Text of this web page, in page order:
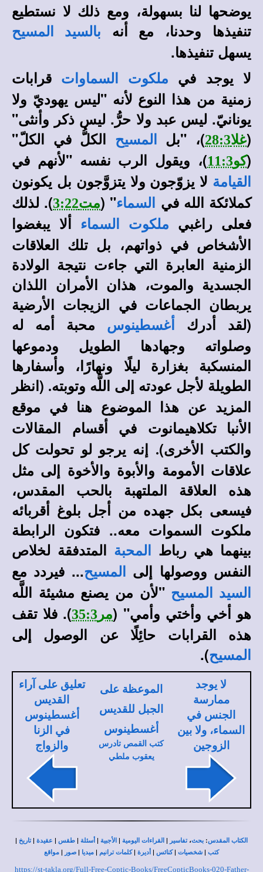
يوضحها لنا بسهولة، ومع ذلك لا نستطيع
تنفيذها وحدنا، مع أنه
بالسيد المسيح
يسهل تنفيذها.
لا يوجد في
ملكوت السماوات
قرابات
زمنية من هذا النوع لأنه "ليس يهوديّ ولا
يونانيّ. ليس عبد ولا حرُّ. ليس ذكر وأنثى"
(غلا28:3 )، "بل المسيح
الكلُّ في الكلّ"
(كو11:3 )، ويقول الرب نفسه "لأنهم في
القيامة لا يزوّجون ولا يتزوَّجون بل يكونون
كملائكة الله في
السماء"
(مت3:22 ). لذلك
فعلى راغبي
ملكوت السماء
ألا يبغضوا
الأشخاص في ذواتهم، بل تلك العلاقات
الزمنية العابرة التي جاءت نتيجة الولادة
الجسدية والموت، هذان الأمران اللذان
يربطان الجماعات في الزيجات الأرضية
(لقد أدرك أغسطينوس
محبة أمه له
وصلواته وجهادها الطويل ودموعها
المنسكبة بغزارة ليلًا ونهارًا، وأسفارها
الطويلة لأجل عودته إلى اللَّه وتوبته. (انظر
المزيد عن هذا الموضوع هنا في
موقع
الأنبا تكلاهيمانوت
في أقسام المقالات
والكتب الأخرى). إنه يرجو لو تحولت كل
علاقات الأمومة والأبوة والأخوة إلى مثل
هذه العلاقة الملتهبة بالحب المقدس،
فيسعى بكل جهده من أجل بلوغ أقربائه
ملكوت السموات معه.. فتكون الرابطة
بينهما هي رباط
المحبة المتدفقة لخلاص
النفس ووصولها إلى
المسيح... فيردد مع
السيد المسيح "لأن من يصنع مشيئة اللَّه
هو أخي وأختي وأمي" (مر35:3
). فلا تقف
هذه القرابات حائِلًا عن الوصول إلى
المسيح)
.
لا يوجد
ممارسة
الجنس في
السماء، ولا بين
الزوجين
الموعظة على
الجبل للقديس
أغسطينوس
كتب القمص تادرس
يعقوب ملطي
تعليق على آراء
القديس
أغسطينوس
في الزنا
والزواج
الكتاب المقدس: بحث،تفاسير | القراءات اليومية | الأجبية | أسئلة | طقس | عقيدة |تاريخ |
كتب | شخصيات |كنائس | أديرة |كلمات ترانيم | ميديا | صور | مواقع
https://st-takla.org/Full-Free-Coptic-Books/FreeCopticBooks-020-Father-